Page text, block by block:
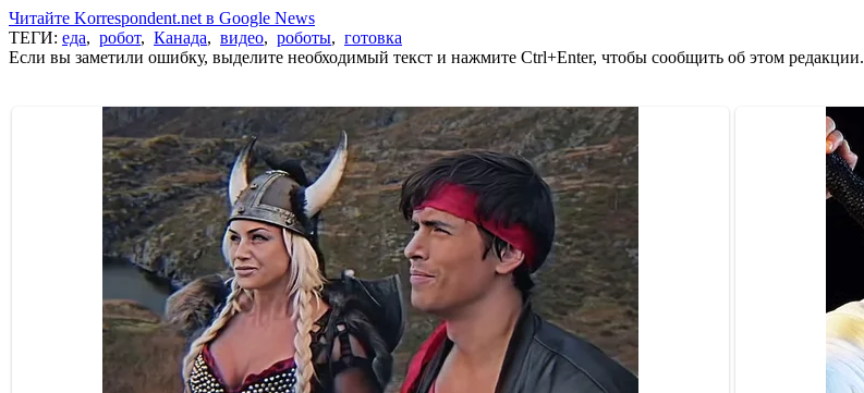
Читайте Korrespondent.net в Google News
ТЕГИ: еда, робот, Канада, видео, роботы, готовка
Если вы заметили ошибку, выделите необходимый текст и нажмите Ctrl+Enter, чтобы сообщить об этом редакции.